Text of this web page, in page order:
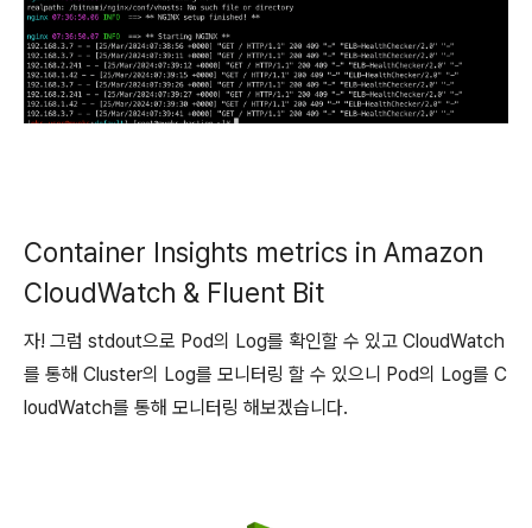
Container Insights metrics in Amazon
CloudWatch & Fluent Bit
자! 그럼 stdout으로 Pod의 Log를 확인할 수 있고 CloudWatch
를 통해 Cluster의 Log를 모니터링 할 수 있으니 Pod의 Log를 C
loudWatch를 통해 모니터링 해보겠습니다.